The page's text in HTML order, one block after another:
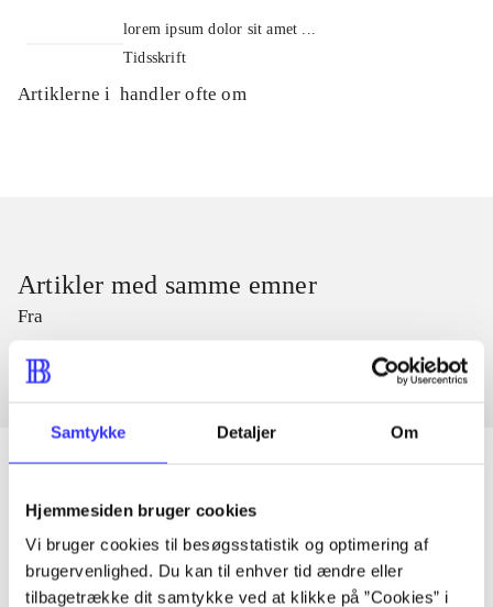
Samtykke Detaljer Om
Hjemmesiden bruger cookies
Vi bruger cookies til besøgsstatistik og optimering af
brugervenlighed. Du kan til enhver tid ændre eller
tilbagetrække dit samtykke ved at klikke på ”Cookies” i
lorem ipsum dolor sit amet ...
Tidsskrift
Artiklerne i handler ofte om
Artikler med samme emner
Fra
Artikler
Alle registrerede artikler fordelt på udgivelser